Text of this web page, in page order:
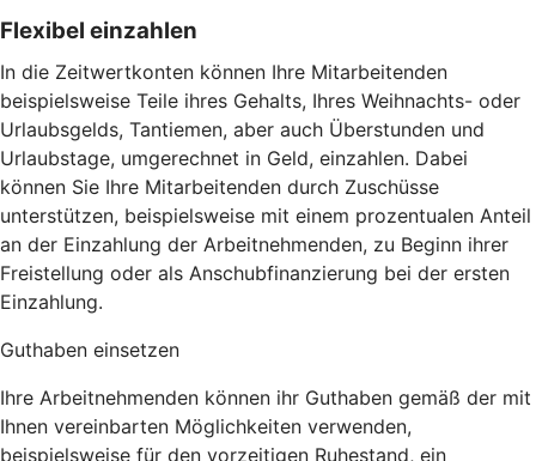
Flexibel einzahlen
In die Zeitwertkonten können Ihre Mitarbeitenden
beispielsweise Teile ihres Gehalts, Ihres Weihnachts- oder
Urlaubsgelds, Tantiemen, aber auch Überstunden und
Urlaubstage, umgerechnet in Geld, einzahlen. Dabei
können Sie Ihre Mitarbeitenden durch Zuschüsse
unterstützen, beispielsweise mit einem prozentualen Anteil
an der Einzahlung der Arbeitnehmenden, zu Beginn ihrer
Freistellung oder als Anschubfinanzierung bei der ersten
Einzahlung.
Guthaben einsetzen
Ihre Arbeitnehmenden können ihr Guthaben gemäß der mit
Ihnen vereinbarten Möglichkeiten verwenden,
beispielsweise für den vorzeitigen Ruhestand, ein